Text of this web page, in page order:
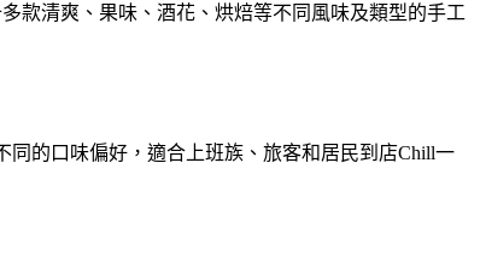
款清爽、果味、酒花、烘焙等不同風味及類型的手工
的口味偏好，適合上班族、旅客和居民到店Chill一